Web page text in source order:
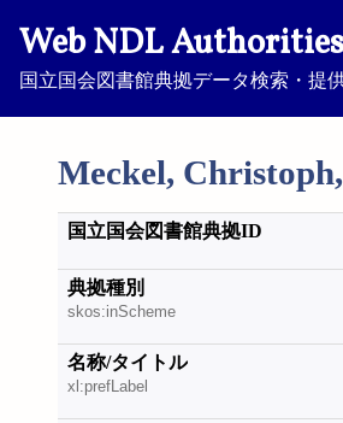
Web NDL Authorities
国立国会図書館典拠データ検索・提
Meckel,
国立国会図書館典拠ID
典拠種別
skos:inScheme
名称/タイトル
xl:prefLabel